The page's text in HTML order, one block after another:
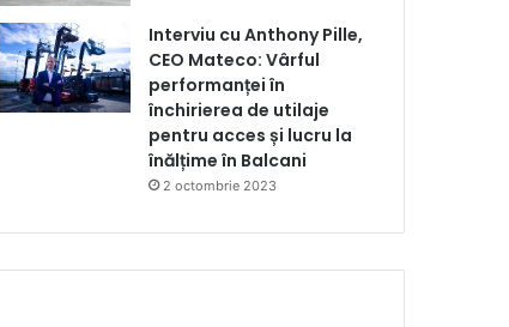
Interviu cu Anthony Pille,
CEO Mateco: Vârful
performanței în
închirierea de utilaje
pentru acces și lucru la
înălțime în Balcani
2 octombrie 2023